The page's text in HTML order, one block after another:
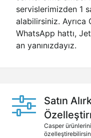
servislerimizden 1
alabilirsiniz. Ayrıca
WhatsApp hattı,
an yanınızdayız.
Satın
Casper